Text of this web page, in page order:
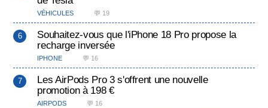
VÉHICULES 💬 19
Souhaitez-vous que l'iPhone 18 Pro propose la
recharge inversée
IPHONE 💬 16
Les AirPods Pro 3 s'offrent une nouvelle
promotion à 198 €
AIRPODS 💬 16